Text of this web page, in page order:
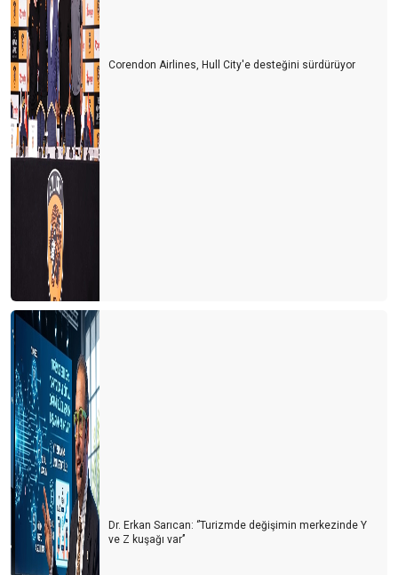
Corendon Airlines, Hull City'e desteğini sürdürüyor
Dr. Erkan Sarıcan: ‘’Turizmde değişimin merkezinde Y
ve Z kuşağı var’’